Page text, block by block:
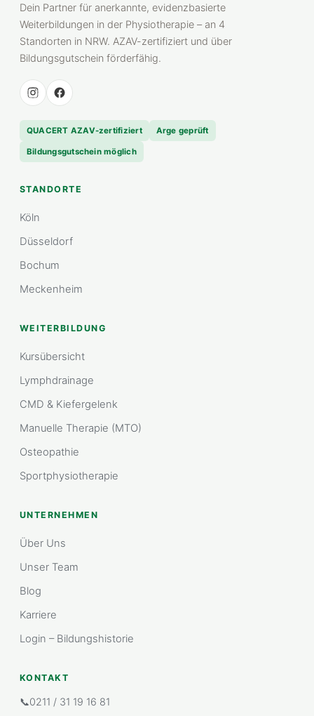
Dein Partner für anerkannte, evidenzbasierte
Weiterbildungen in der Physiotherapie – an 4
Standorten in NRW. AZAV-zertifiziert und über
Bildungsgutschein förderfähig.
QUACERT AZAV-zertifiziert Arge geprüft
Bildungsgutschein möglich
STANDORTE
Köln
Düsseldorf
Bochum
Meckenheim
WEITERBILDUNG
Kursübersicht
Lymphdrainage
CMD & Kiefergelenk
Manuelle Therapie (MTO)
Osteopathie
Sportphysiotherapie
UNTERNEHMEN
Über Uns
Unser Team
Blog
Karriere
Login – Bildungshistorie
KONTAKT
📞0211 / 31 19 16 81